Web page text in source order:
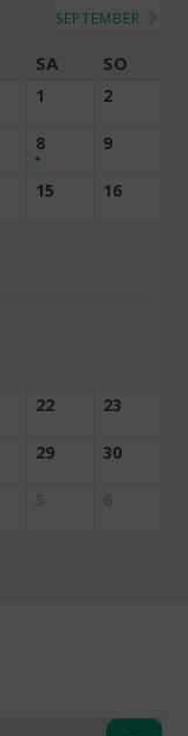
SEPTEMBER
SA SO
1 2
8 9
15 16
22 23
29 30